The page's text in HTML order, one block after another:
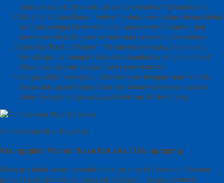
alam yang unik dan eksklusif untuk almarhum/almarhumah.
Katahanan Luar Biasa : Terbentuk dari proses alam ribuan tahun,
batu kali sangat tahan terhadap cuaca ekstrem, lumut, dan
keretakan dibandingkan semen atau bahan buatan lainnya.
Estetika “Back to Nature” : Memberikan kesan yang tenang,
bersahaja, dan sangat indah saat dipadukan dengan rumput
hijau atau taburan bunga di area pemakaman.
Harga Lebih Terjangkau : Dibandingkan dengan marmer blok
besar atau granit impor. Batu kali menawarkan kemewahan
alami dengan harga yang jauh lebih ramah dikantong.
Contoh Batu Nisan Batu Kali
Keunggulan Promo Nisan Batu Kali Tulungagung
Mengapa anda harus memanfaatkan promo ini sekarang ? Karena
produk kami diproses langsung oleh tangan – tangan terampil